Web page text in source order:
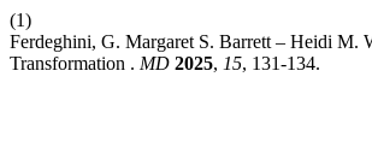
(1)
Ferdeghini, G. Margaret S. Barrett – Heidi M.
Transformation . MD 2025, 15, 131-134.